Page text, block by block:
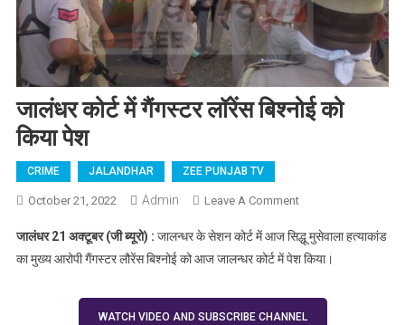
जालंधर कोर्ट में गैंगस्टर लॉरेंस बिश्नोई को
किया पेश
CRIME JALANDHAR ZEE PUNJAB TV
October 21, 2022 Admin Leave A CommentOn जालंधर कोर्ट में
किया पेश
जालंधर 21 अक्टूबर (जी ब्यूरो) : जालन्धर के सेशन कोर्ट में आज सिद्धू मुसेवाला हत्याकांड
का मुख्य आरोपी गैंगस्टर लौरेंस बिश्नोई को आज जालन्धर कोर्ट में पेश किया।
WATCH VIDEO AND SUBSCRIBE CHANNEL